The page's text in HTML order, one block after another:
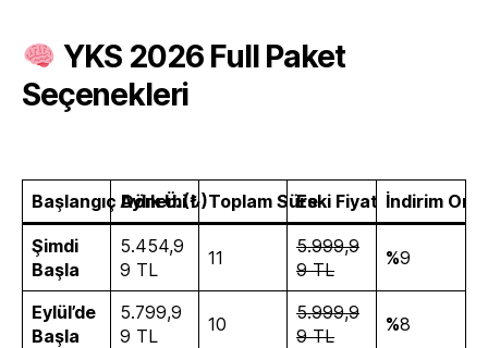
YKS 2026 Full Paket
Seçenekleri
Başlangıç Dönemi
Aylık Ü. (₺)Toplam SüreEski Fiyat İndirim
Şimdi
Başla
5.454,9
9 TL
11
5.999,9
9 TL
%9
Eylül’de
Başla
5.799,9
9 TL
10
5.999,9
9 TL
%8